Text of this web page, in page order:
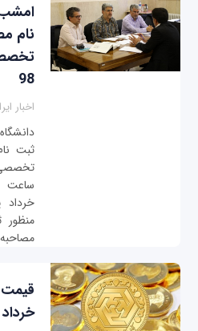
نام
98
اخبار
ثبت
خرداد
خرداد 98